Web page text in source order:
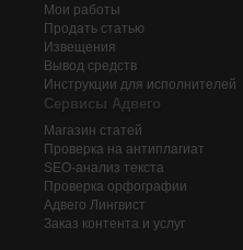
Мои работы
Продать статью
Извещения
Вывод средств
Инструкции для исполнителей
Сервисы Адвего
Магазин статей
Проверка на антиплагиат
SEO-анализ текста
Проверка орфографии
Адвего Лингвист
Заказ контента и услуг